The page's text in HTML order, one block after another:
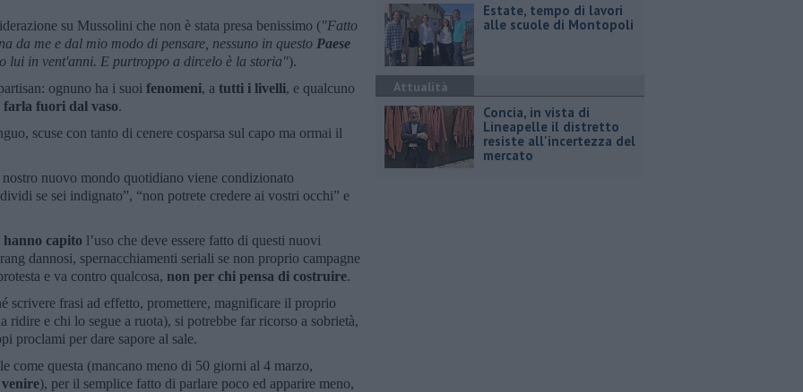
su Mussolini che non è stata presa benissimo ("Fatto
da me e dal mio modo di pensare, nessuno in questo Paese
lui in vent'anni. E purtroppo a dircelo è la storia").
ognuno ha i suoi fenomeni, a tutti i livelli, e qualcuno
farla fuori dal vaso.
scuse con tanto di cenere cosparsa sul capo ma ormai il
nuovo mondo quotidiano viene condizionato
se sei indignato”, “non potrete credere ai vostri occhi” e
hanno capito l’uso che deve essere fatto di questi nuovi
dannosi, spernacchiamenti seriali se non proprio campagne
e va contro qualcosa, non per chi pensa di costruire.
scrivere frasi ad effetto, promettere, magnificare il proprio
ridire e chi lo segue a ruota), si potrebbe far ricorso a sobrietà,
proclami per dare sapore al sale.
come questa (mancano meno di 50 giorni al 4 marzo,
), per il semplice fatto di parlare poco ed apparire meno,
Estate, tempo di lavori
alle scuole di Montopoli
Attualità
Concia, in vista di
Lineapelle il distretto
resiste all'incertezza del
mercato